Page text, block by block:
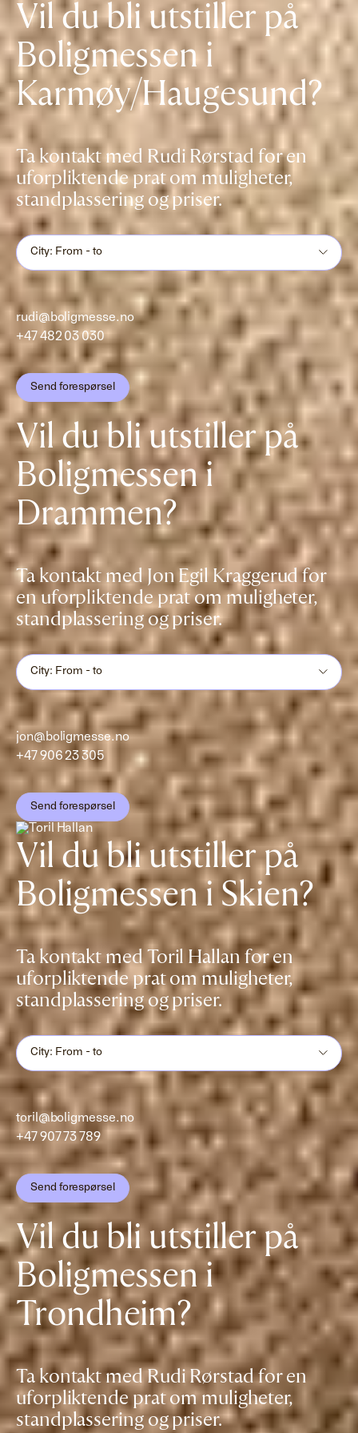
Vil du bli utstiller på
Boligmessen i
Karmøy/Haugesund?
Ta kontakt med Rudi Rørstad for en
uforpliktende prat om muligheter,
standplassering og priser.
City: From - to
rudi@boligmesse.no
+47 482 03 030
Send forespørsel
Vil du bli utstiller på
Boligmessen i
Drammen?
Ta kontakt med Jon Egil Kraggerud for
en uforpliktende prat om muligheter,
standplassering og priser.
City: From - to
jon@boligmesse.no
+47 906 23 305
Send forespørsel
Vil du bli utstiller på
Boligmessen i Skien?
Ta kontakt med Toril Hallan for en
uforpliktende prat om muligheter,
standplassering og priser.
City: From - to
toril@boligmesse.no
+47 907 73 789
Send forespørsel
Vil du bli utstiller på
Boligmessen i
Trondheim?
Ta kontakt med Rudi Rørstad for en
uforpliktende prat om muligheter,
standplassering og priser.